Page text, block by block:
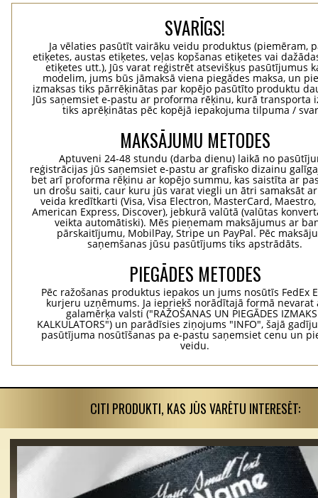
SVARĪGS!
Ja vēlaties pasūtīt vairāku veidu produktus (piemēram,
etiķetes, austas etiķetes, veļas kopšanas etiķetes vai
etiķetes utt.), Jūs varat reģistrēt atsevišķus pasūtījumus
modelim, jums būs jāmaksā viena piegādes maksa, un
izmaksas tiks pārrēķinātas par kopējo pasūtīto produktu
Jūs saņemsiet e-pastu ar proforma rēķinu, kurā transporta
tiks aprēķinātas pēc kopējā iepakojuma tilpuma /
MAKSĀJUMU METODES
Aptuveni 24-48 stundu (darba dienu) laikā no
reģistrācijas jūs saņemsiet e-pastu ar grafisko dizainu
bet arī proforma rēķinu ar kopējo summu, kas saistīta ar
un drošu saiti, caur kuru jūs varat viegli un ātri samaksāt
veida kredītkarti (Visa, Visa Electron, MasterCard,
American Express, Discover), jebkurā valūtā (valūtas
veikta automātiski). Mēs pieņemam maksājumus ar
pārskaitījumu, MobilPay, Stripe un PayPal. Pēc
saņemšanas jūsu pasūtījums tiks apstrādāts.
PIEGĀDES METODES
Pēc ražošanas produktus iepakos un jums nosūtīs FedEx
kurjeru uzņēmums. Ja iepriekš norādītajā formā nevarat
galamērķa valsti ("RAŽOŠANAS UN PIEGĀDES
KALKULATORS") un parādīsies ziņojums "INFO", šajā
pasūtījuma nosūtīšanas pa e-pastu saņemsiet cenu un
veidu.
CITI PRODUKTI, KAS JŪS VARĒTU INTERESĒT: